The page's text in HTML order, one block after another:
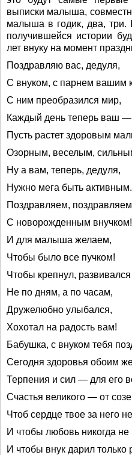
выписки малыша,
малыша в годик, два, три.
получившейся истории
лет внуку на момент
Поздравляю вас, дедуля,
С внуком, с парнем вашим
С ним преобразился мир,
Каждый день теперь ваш
Пусть растет здоровым
Озорным, веселым,
Ну а вам, теперь, дедуля,
Нужно мега быть активным.
Поздравляем, поздравляем
С новорожденным внучком!
И для малыша желаем,
Чтобы было все пучком!
Чтобы крепнул, развивался
Не по дням, а по часам,
Дружелюбно улыбался,
Хохотал на радость вам!
Бабушка, с внуком тебя
Сегодня здоровья обоим
Терпения и сил — для его
Счастья великого — от
Чтоб сердце твое за него
И чтобы любовь никогда не
И чтобы внук дарил только